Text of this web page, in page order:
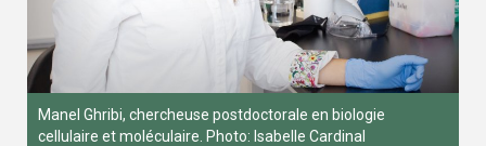
Manel Ghribi, chercheuse postdoctorale en biologie
cellulaire et moléculaire. Photo: Isabelle Cardinal